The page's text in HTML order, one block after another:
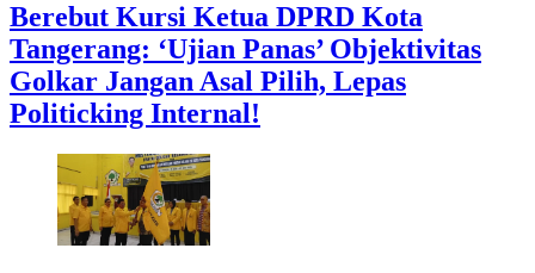
Berebut Kursi Ketua DPRD Kota
Tangerang: ‘Ujian Panas’ Objektivitas
Golkar Jangan Asal Pilih, Lepas
Politicking Internal!